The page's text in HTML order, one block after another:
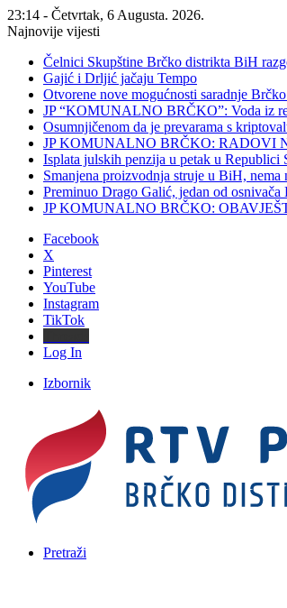
23:14 - Četvrtak, 6 Augusta. 2026.
Najnovije vijesti
Čelnici Skupštine Brčko distrikta BiH
Gajić i Drljić jačaju Tempo
Otvorene nove mogućnosti saradnje
JP “KOMUNALNO BRČKO”: Voda iz
Osumnjičenom da je prevarama s
JP KOMUNALNO BRČKO: RADOVI
Isplata julskih penzija u petak u Republici
Smanjena proizvodnja struje u BiH, nema
Preminuo Drago Galić, jedan od osnivača
JP KOMUNALNO BRČKO:
Facebook
X
Pinterest
YouTube
Instagram
TikTok
Log In
Izbornik
Pretraži